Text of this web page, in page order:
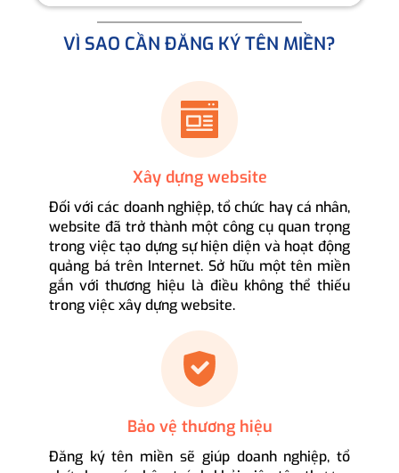
VÌ SAO CẦN ĐĂNG KÝ TÊN MIỀN?
Xây dựng website
Đối với các doanh nghiệp, tổ chức hay cá nhân,
website đã trở thành một công cụ quan trọng
trong việc tạo dựng sự hiện diện và hoạt động
quảng bá trên Internet. Sở hữu một tên miền
gắn với thương hiệu là điều không thể thiếu
trong việc xây dựng website.
Bảo vệ thương hiệu
Đăng ký tên miền sẽ giúp doanh nghiệp, tổ